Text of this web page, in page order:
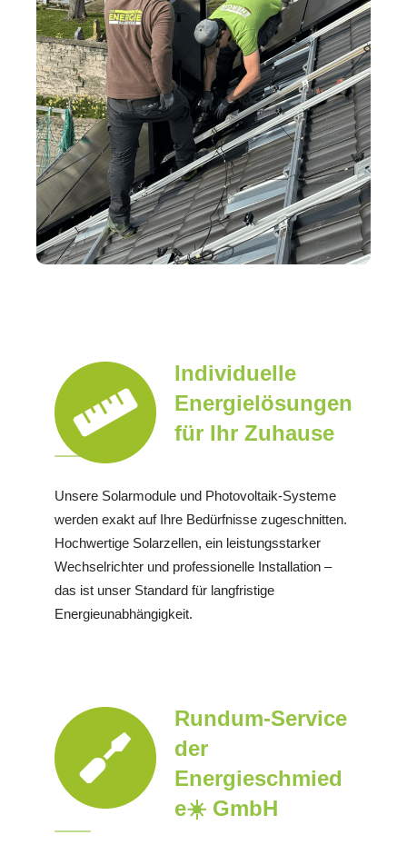
Individuelle
Energielösungen
für Ihr Zuhause
Unsere Solarmodule und Photovoltaik-Systeme
werden exakt auf Ihre Bedürfnisse zugeschnitten.
Hochwertige Solarzellen, ein leistungsstarker
Wechselrichter und professionelle Installation –
das ist unser Standard für langfristige
Energieunabhängigkeit.
Rundum-Service
der
Energieschmied
e☀️ GmbH